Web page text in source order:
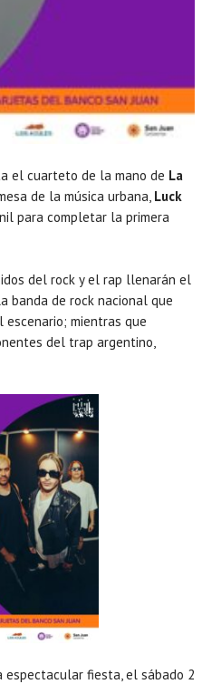
el cuarteto de la mano de La
de la música urbana, Luck
para completar la primera
del rock y el rap llenarán el
la banda de rock nacional que
escenario; mientras que
del trap argentino,
fiesta, el sábado 2